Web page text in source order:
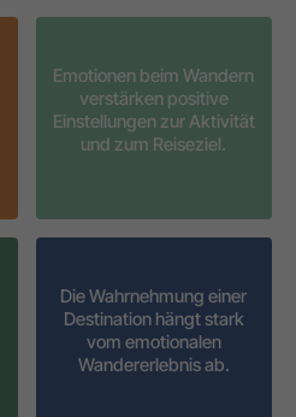
Emotionen beim Wandern
verstärken positive
Einstellungen zur Aktivität
und zum Reiseziel.
Die Wahrnehmung einer
Destination hängt stark
vom emotionalen
Wandererlebnis ab.